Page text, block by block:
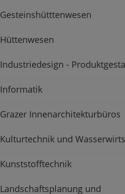
Gesteinshütttenwesen
Hüttenwesen
Industriedesign -
Informatik
Grazer Innenarchitekturbüros
Kulturtechnik und
Kunststofftechnik
Landschaftsplanung und